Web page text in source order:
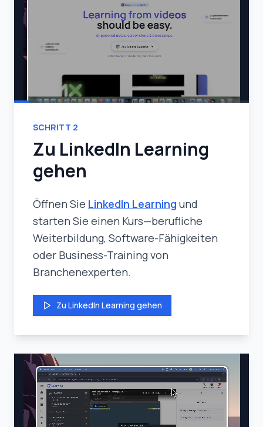
SCHRITT 2
Zu LinkedIn Learning
gehen
Öffnen Sie LinkedIn Learning und
starten Sie einen Kurs—berufliche
Weiterbildung, Software-Fähigkeiten
oder Business-Training von
Branchenexperten.
Zu LinkedIn Learning gehen